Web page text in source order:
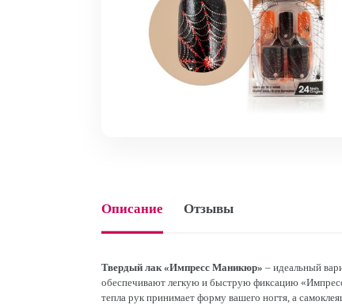
Описание Отзывы
Твердый лак «Импресс Маникюр» – идеальный
обеспечивают легкую и быструю фиксацию
тепла рук принимает форму вашего ногтя, а